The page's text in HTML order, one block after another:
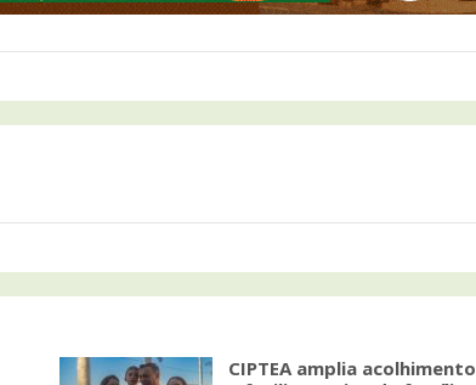
CIPTEA amplia acolhimento